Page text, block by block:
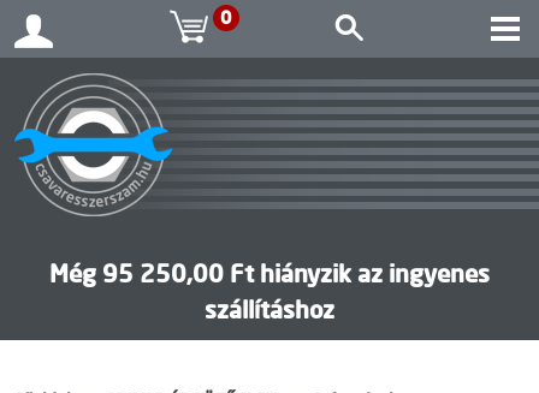
0
Még 95 250,00 Ft hiányzik az ingyenes
szállításhoz